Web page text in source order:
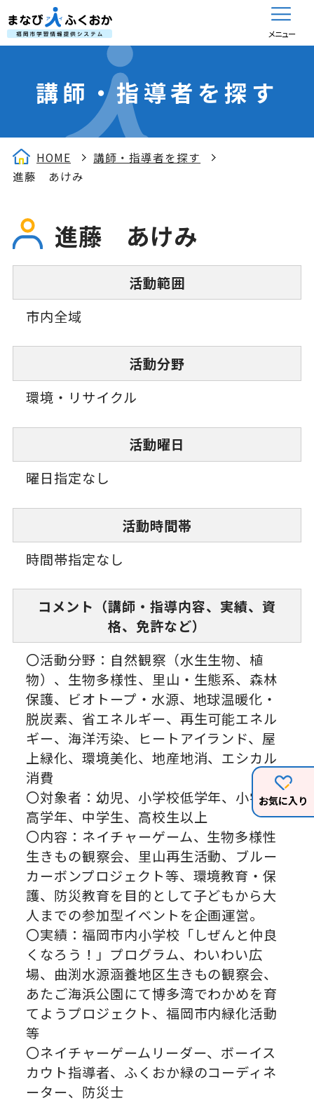
メニュー
お気に入り
講師・指導者を探す
HOME
講師・指導者を探す
進藤 あけみ
進藤 あけみ
活動範囲
市内全域
活動分野
環境・リサイクル
活動曜日
曜日指定なし
活動時間帯
時間帯指定なし
コメント（講師・指導内容、実績、資
格、免許など）
〇活動分野：自然観察（水生生物、植
物）、生物多様性、里山・生態系、森林
保護、ビオトープ・水源、地球温暖化・
脱炭素、省エネルギー、再生可能エネル
ギー、海洋汚染、ヒートアイランド、屋
上緑化、環境美化、地産地消、エシカル
消費
〇対象者：幼児、小学校低学年、小学校
高学年、中学生、高校生以上
〇内容：ネイチャーゲーム、生物多様性
生きもの観察会、里山再生活動、ブルー
カーボンプロジェクト等、環境教育・保
護、防災教育を目的として子どもから大
人までの参加型イベントを企画運営。
〇実績：福岡市内小学校「しぜんと仲良
くなろう！」プログラム、わいわい広
場、曲渕水源涵養地区生きもの観察会、
あたご海浜公園にて博多湾でわかめを育
てようプロジェクト、福岡市内緑化活動
等
〇ネイチャーゲームリーダー、ボーイス
カウト指導者、ふくおか緑のコーディネ
ーター、防災士